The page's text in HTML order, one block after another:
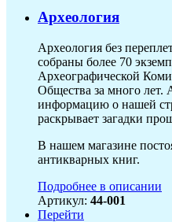
Археология
Археология без
собраны более 70
Археографической
Общества за много лет.
информацию о нашей
раскрывает загадки
В нашем магазине
антикварных книг.
Подробнее в описании
Артикул: 44-001
Перейти